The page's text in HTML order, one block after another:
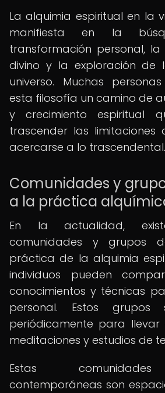
La alquimia espiritual en la
manifiesta en la
transformación personal,
divino y la exploración de
universo. Muchas
esta filosofía un camino de
y crecimiento espiritual
trascender las
acercarse a lo trascendental.
Comunidades y
a la práctica
En la actualidad,
comunidades y grupos
práctica de la alquimia
individuos pueden
conocimientos y técnicas
personal. Estos grupos
periódicamente para
meditaciones y estudios de
Estas
contemporáneas son